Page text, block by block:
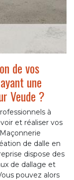
de vos
une
Veude ?
à
et réaliser vos
de dalle en
dispose des
de dallage et
pouvez alors